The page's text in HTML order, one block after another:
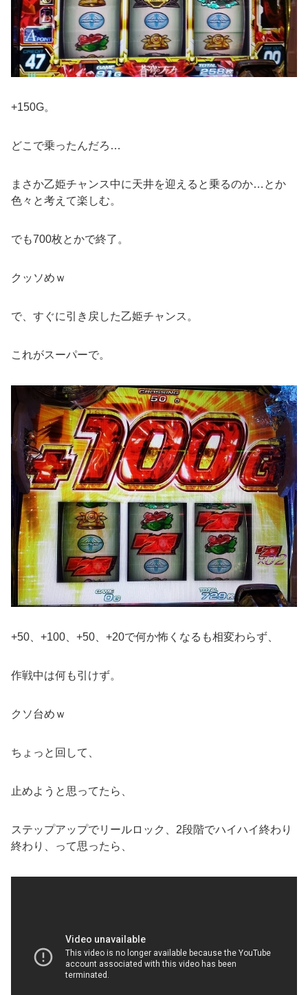
+150G。
どこで乗ったんだろ…
まさか乙姫チャンス中に天井を迎えると乗るのか…とか
色々と考えて楽しむ。
でも700枚とかで終了。
クッソめｗ
で、すぐに引き戻した乙姫チャンス。
これがスーパーで。
+50、+100、+50、+20で何か怖くなるも相変わらず、
作戦中は何も引けず。
クソ台めｗ
ちょっと回して、
止めようと思ってたら、
ステップアップでリールロック、2段階でハイハイ終わり
終わり、って思ったら、